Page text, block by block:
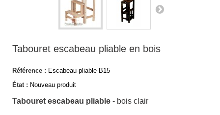
Tabouret escabeau pliable en bois
Référence : Escabeau-pliable B15
État : Nouveau produit
Tabouret escabeau pliable - bois clair